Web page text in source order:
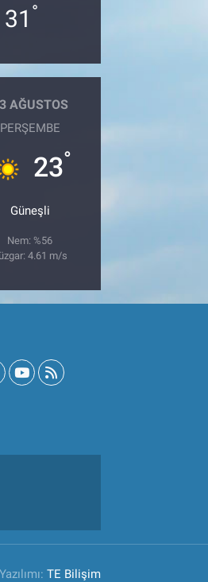
°
AĞUSTOS
PERŞEMBE
23°
Güneşli
Nem: %56
4.61 m/s
TE Bilişim